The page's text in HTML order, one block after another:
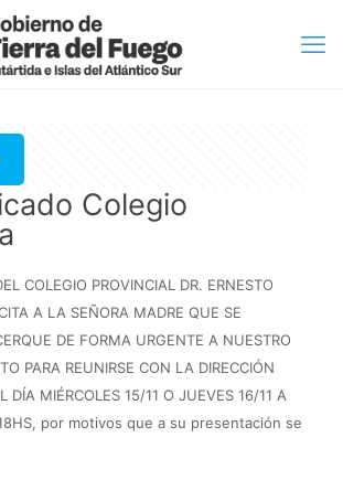
Colegio
COLEGIO PROVINCIAL DR. ERNESTO
A LA SEÑORA MADRE QUE SE
DE FORMA URGENTE A NUESTRO
PARA REUNIRSE CON LA DIRECCIÓN
DÍA MIÉRCOLES 15/11 O JUEVES 16/11 A
18HS, por motivos que a su presentación se